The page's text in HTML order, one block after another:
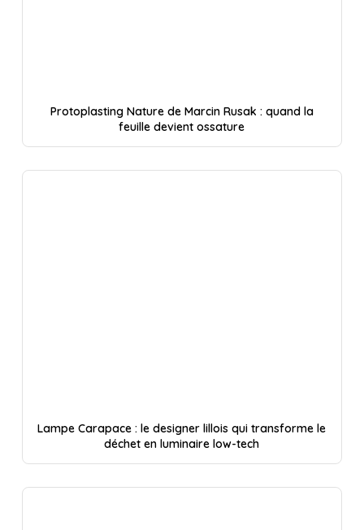
Protoplasting Nature de Marcin Rusak : quand la
feuille devient ossature
Lampe Carapace : le designer lillois qui transforme le
déchet en luminaire low-tech